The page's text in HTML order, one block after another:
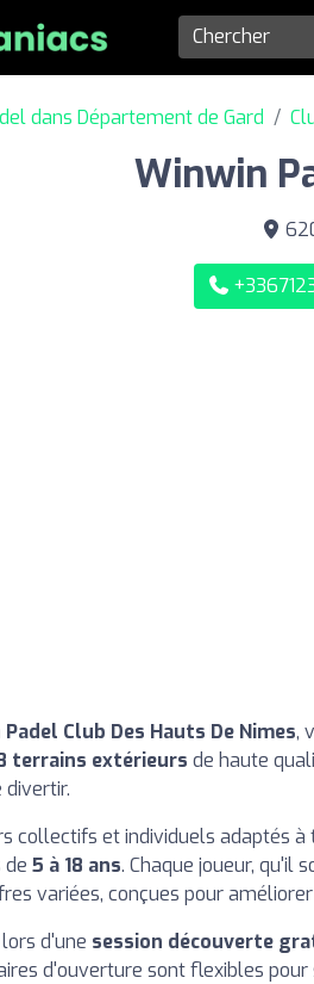
dans Département de Gard
Winwin
Club Des Hauts De Nimes,
terrains extérieurs de haute
divertir.
collectifs et individuels adaptés à
de 5 à 18 ans. Chaque joueur, qu'il
variées, conçues pour
d'une session découverte
d'ouverture sont flexibles